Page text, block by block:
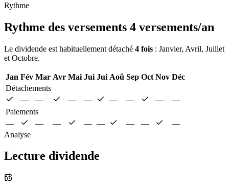
Rythme
Rythme des versements 4 versements/an
Le dividende est habituellement détaché 4 fois : Janvier, Avril, Juillet
et Octobre.
Jan Fév Mar Avr Mai Jui Jui Aoû Sep Oct Nov Déc
Détachements
—
— — — — — —
—
Paiements
—
— — — — — —
—
Analyse
Lecture dividende